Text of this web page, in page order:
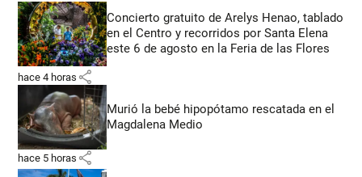
Concierto gratuito de Arelys Henao, tablado
en el Centro y recorridos por Santa Elena
este 6 de agosto en la Feria de las Flores
hace 4 horas share
Murió la bebé hipopótamo rescatada en el
Magdalena Medio
hace 5 horas share